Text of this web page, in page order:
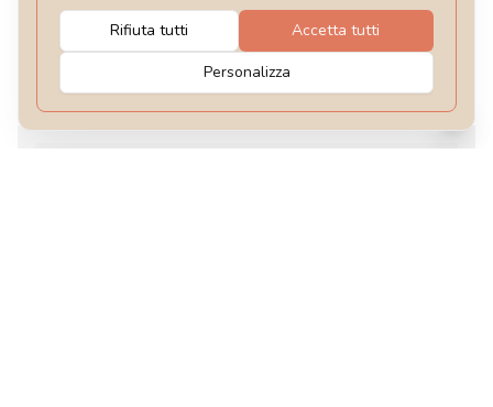
12 ottobre 2026
Monument Valley, sui passi dei Navajo
Rifiuta tutti
Accetta tutti
Personalizza